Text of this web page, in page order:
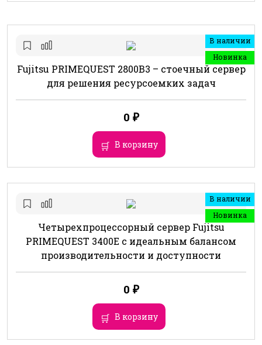
В наличии
Новинка
Fujitsu PRIMEQUEST 2800B3 – стоечный сервер
для решения ресурсоемких задач
0 ₽
В корзину
В наличии
Новинка
Четырехпроцессорный сервер Fujitsu
PRIMEQUEST 3400E с идеальным балансом
производительности и доступности
0 ₽
В корзину